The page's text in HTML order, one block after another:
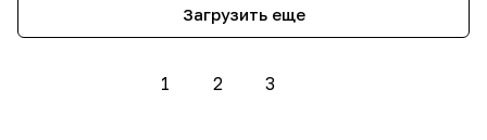
Загрузить еще
1 2 3